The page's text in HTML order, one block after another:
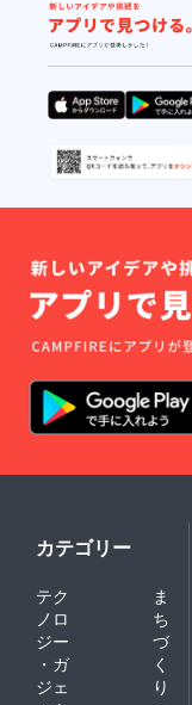
カテゴリー
テク
ノロ
ジー
・ガ
ジェ
ま
ち
づ
く
り